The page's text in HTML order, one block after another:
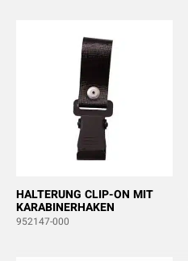
HALTERUNG CLIP-ON MIT
KARABINERHAKEN
952147-000